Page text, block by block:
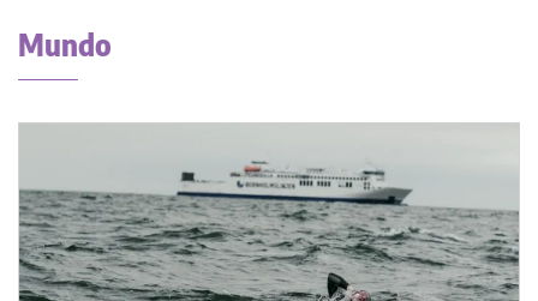
Mundo